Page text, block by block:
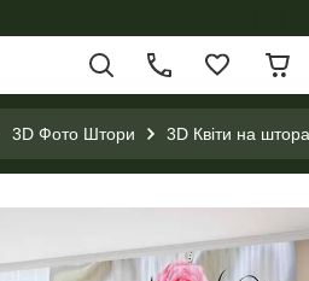
3D Фото Штори 3D Квіти на